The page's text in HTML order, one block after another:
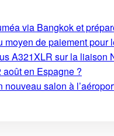
via Bangkok et
moyen de paiement pour
A321XLR sur la liaison
en Espagne ?
salon à